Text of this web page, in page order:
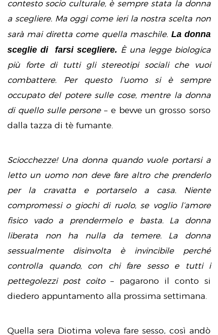
contesto socio culturale, è sempre stata la donna
a scegliere. Ma oggi come ieri la nostra scelta non
sarà mai diretta come quella maschile. La donna
sceglie di farsi scegliere. È una legge biologica
più forte di tutti gli stereotipi sociali che vuoi
combattere. Per questo l’uomo si è sempre
occupato del potere sulle cose, mentre la donna
di quello sulle persone– e bevve un grosso sorso
dalla tazza di tè fumante.
Sciocchezze! Una donna quando vuole portarsi a
letto un uomo non deve fare altro che prenderlo
per la cravatta e portarselo a casa. Niente
compromessi o giochi di ruolo, se voglio l’amore
fisico vado a prendermelo e basta. La donna
liberata non ha nulla da temere. La donna
sessualmente disinvolta è invincibile perché
controlla quando, con chi fare sesso e tutti i
pettegolezzi post coito– pagarono il conto si
diedero appuntamento alla prossima settimana.
Quella sera Diotima voleva fare sesso, così andò